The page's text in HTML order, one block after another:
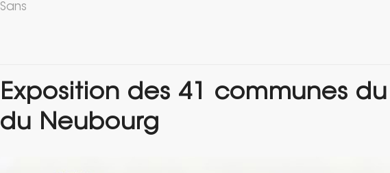
Sans
Exposition des 41 communes
du Neubourg